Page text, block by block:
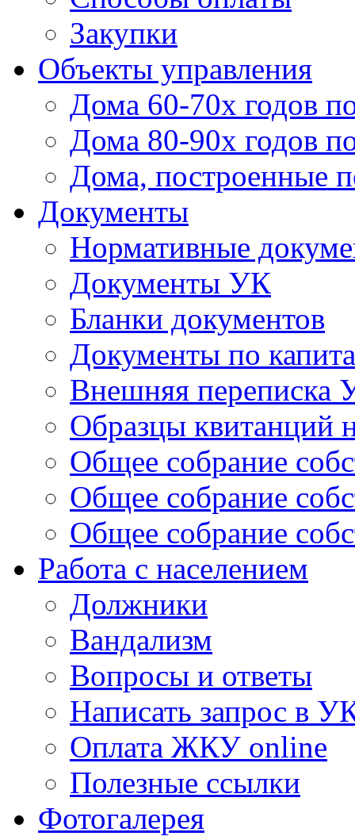
Закупки
Объекты управления
Дома 60-70х годов
Дома 80-90х годов
Дома, построенные
Документы
Нормативные
Документы УК
Бланки документов
Документы по
Внешняя переписка
Образцы квитанций
Общее собрание
Общее собрание
Общее собрание
Работа с населением
Должники
Вандализм
Вопросы и ответы
Написать запрос в
Оплата ЖКУ online
Полезные ссылки
Фотогалерея